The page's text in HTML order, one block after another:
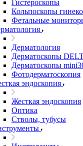
Гистероскопы
Кольпоскопы
Фетальные
Дерматология
Дерматоскопы
Дерматоскопы
Фотодерматоскопия
эндоскопия
Жесткая эндоскопия
Оптика
Стволы, тубусы